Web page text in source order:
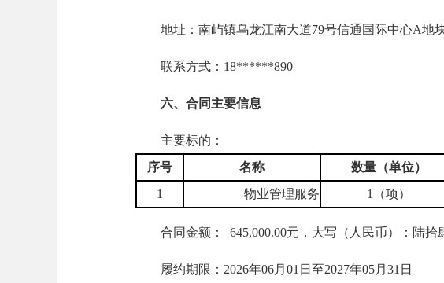
地址：南屿镇乌龙江南大道79号信通国际中心A地块
联系方式：18******890
六、合同主要信息
主要标的：
序号
名称 数量（单位）
1
物业管理服务 1（项）
合同金额： 645,000.00元，大写（人民币）：陆拾
履约期限：2026年06月01日至2027年05月31日